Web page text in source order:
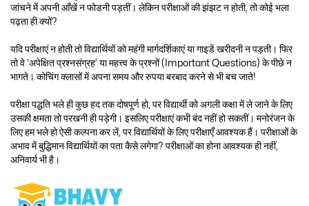
जांचने में अपनी आँखें न फोडनी पड़तीं। लेकिन परीक्षाओं की झंझट न होती, तो कोई भला
पढ़ता ही क्यों?
यदि परीक्षाएं न होती तो विद्यार्थियों को महंगी मार्गदर्शिकाएं या गाइडें खरीदनी न पड़ती। फिर
तो वे ‘अपेक्षित प्रश्नसंग्रह’ या महत्त्व के प्रश्नों (Important Questions) के पीछे न
भागते। कोचिंग क्लासों में अपना समय और रुपया बरबाद करने से भी बच जाते!
परीक्षा पद्धति भले ही कुछ हद तक दोषपूर्ण हो, पर विद्यार्थी को अगली कक्षा में ले जाने के लिए
उसकी क्षमता तो परखनी ही पड़ेगी। इसलिए परीक्षाएं कभी बंद नहीं हो सकतीं। मनोरंजन के
लिए हम भले हो ऐसी कल्पना कर लें, पर विद्यार्थियों के लिए परीक्षाएँ आवश्यक हैं। परीक्षाओं के
अभाव में बुद्धिमान विद्यार्थियों का पता कैसे लगेगा? परीक्षाओं का होना आवश्यक ही नहीं,
अनिवार्य भी है।